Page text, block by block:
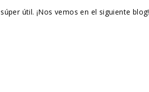
útil. ¡Nos vemos en el siguiente blog!